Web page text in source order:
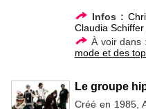
Infos :
Claudia Schiffer
À voir dans
mode et des
Le groupe
Créé en 1985,